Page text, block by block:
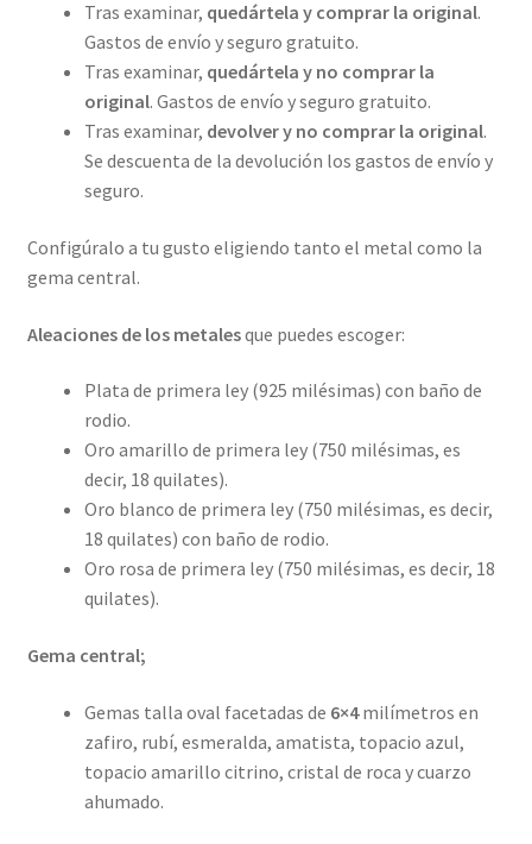
Tras examinar, quedártela y comprar la original.
Gastos de envío y seguro gratuito.
Tras examinar, quedártela y no comprar la
original. Gastos de envío y seguro gratuito.
Tras examinar, devolver y no comprar la original.
Se descuenta de la devolución los gastos de envío y
seguro.
Configúralo a tu gusto eligiendo tanto el metal como la
gema central.
Aleaciones de los metalesque puedes escoger:
Plata de primera ley (925 milésimas) con baño de
rodio.
Oro amarillo de primera ley (750 milésimas, es
decir, 18 quilates).
Oro blanco de primera ley (750 milésimas, es decir,
18 quilates) con baño de rodio.
Oro rosa de primera ley (750 milésimas, es decir, 18
quilates).
Gema central;
Gemas talla oval facetadas de 6×4milímetros en
zafiro, rubí, esmeralda, amatista, topacio azul,
topacio amarillo citrino, cristal de roca y cuarzo
ahumado.